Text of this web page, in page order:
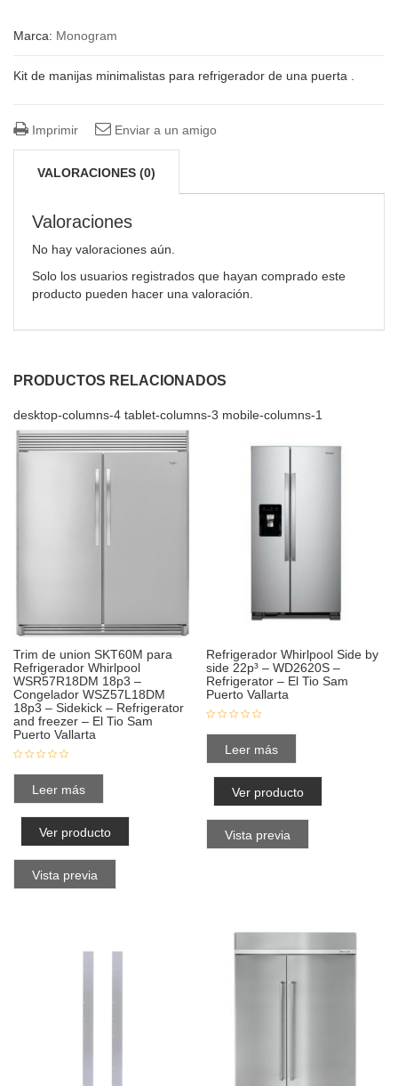
Marca: Monogram
Kit de manijas minimalistas para refrigerador de una puerta .
Imprimir Enviar a un amigo
VALORACIONES (0)
Valoraciones
No hay valoraciones aún.
Solo los usuarios registrados que hayan comprado este
producto pueden hacer una valoración.
PRODUCTOS RELACIONADOS
desktop-columns-4 tablet-columns-3 mobile-columns-1
Trim de union SKT60M para
Refrigerador Whirlpool
WSR57R18DM 18p3 –
Congelador WSZ57L18DM
18p3 – Sidekick – Refrigerator
and freezer – El Tio Sam
Puerto Vallarta
Leer más
Ver producto
Vista previa
Refrigerador Whirlpool Side by
side 22p³ – WD2620S –
Refrigerator – El Tio Sam
Puerto Vallarta
Leer más
Ver producto
Vista previa